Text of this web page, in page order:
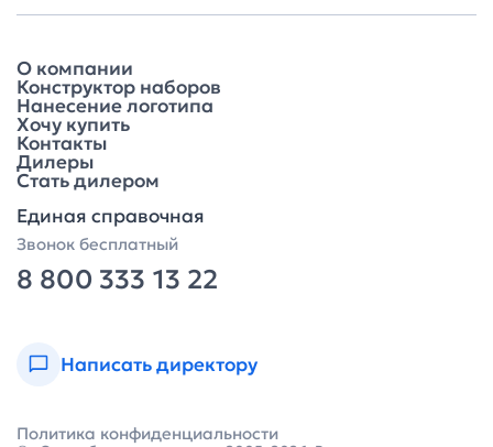
О компании
Конструктор наборов
Нанесение логотипа
Хочу купить
Контакты
Дилеры
Стать дилером
Единая справочная
Звонок бесплатный
8 800 333 13 22
Написать директору
Политика конфиденциальности